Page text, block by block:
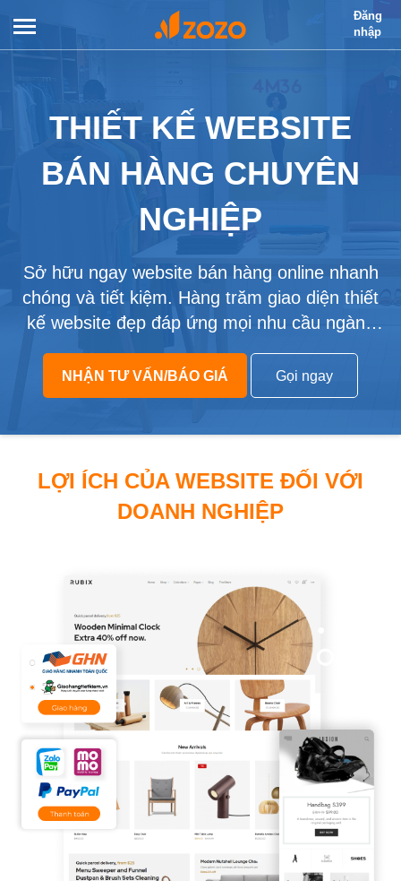
Đăng
nhập
THIẾT KẾ WEBSITE
BÁN HÀNG CHUYÊN
NGHIỆP
Sở hữu ngay website bán hàng online nhanh
chóng và tiết kiệm. Hàng trăm giao diện thiết
kế website đẹp đáp ứng mọi nhu cầu ngành
NHẬN TƯ VẤN/BÁO GIÁ Gọi ngay
LỢI ÍCH CỦA WEBSITE ĐỐI VỚI
DOANH NGHIỆP